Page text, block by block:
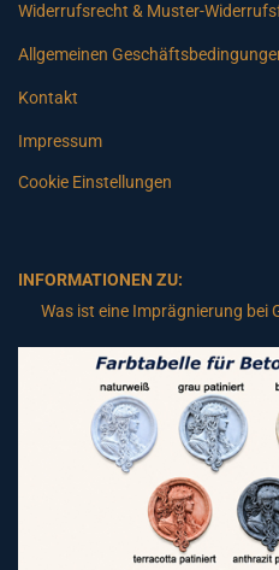
Widerrufsrecht & Muster-
Allgemeinen
Kontakt
Impressum
Cookie Einstellungen
INFORMATIONEN ZU:
Was ist eine Imprägnierung bei